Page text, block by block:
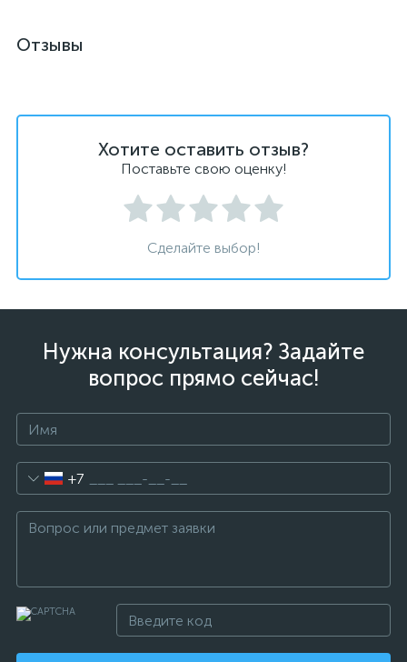
Отзывы
Хотите оставить отзыв?
Поставьте свою оценку!
Сделайте выбор!
Нужна консультация? Задайте
вопрос прямо сейчас!
+7